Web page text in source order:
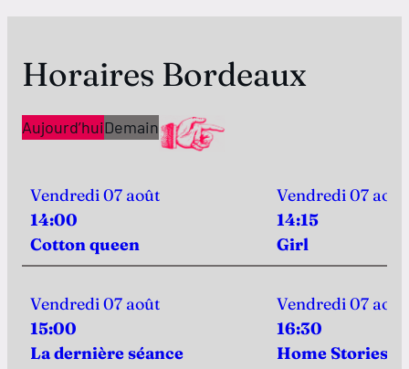
Horaires Bordeaux
Aujourd’huiDemain
Vendredi 07 août
14:00
Cotton queen
Vendredi 07 août
14:15
Girl
Vendredi 07 août
15:00
La dernière séance
Vendredi 07 août
16:30
Home Stories